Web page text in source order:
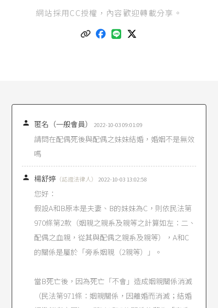
一、不具備第九百八十二條之方式。
三、違反第九百八十五條規定。但重婚之雙方當
I 與左列親屬，不得結婚︰
一、 直系血親及直系姻親。
二、 旁系血親在六親等以內者。但因收養而成
在此限。
三、 旁系姻親在五親等以內，輩分不相同者。
II 前項直系姻親結婚之限制，於姻親關係消滅後，
亦適用之。
III 第一項直系血親及直系姻親結婚之限制，於因
亦適用之。」
民法第985條：「
I 有配偶者，不得重婚。
民法第988條第3款。
民法第988條之1第1項：「前條第三款但書之情
形，前婚姻自後婚姻成立之日起視為消滅。」
網站採用CC授權，內容歡迎轉載分享。
 匿名（一般會員） 2022-10-03 09:01:09
請問在配偶死後與配偶之妹妹結婚，婚姻不是無效
嗎
 楊舒婷 （認證法律人） 2022-10-03 13:02:58
您好：
假設A和B原本是夫妻、B的妹妹為C，則依民法第
970條第2款（姻親之親系及親等之計算如左：二、
配偶之血親，從其與配偶之親系及親等），A和C
的關係是屬於「旁系姻親（2親等）」。
當B死亡後，因為死亡「不會」造成姻親關係消滅
（民法第971條：姻親關係，因離婚而消滅；結婚